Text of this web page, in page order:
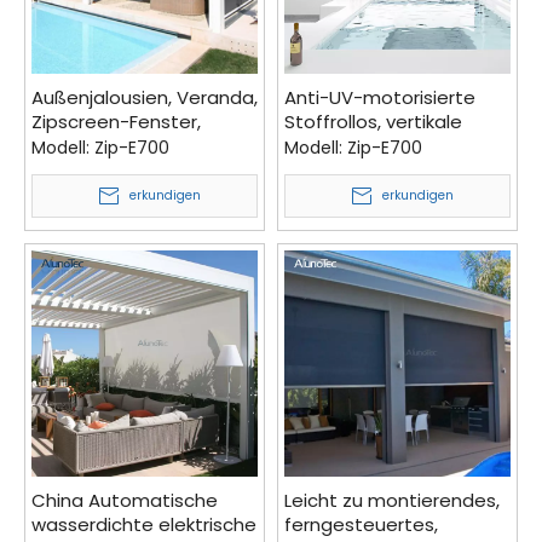
Außenjalousien, Veranda,
Zipscreen-Fenster,
Rollläden für den
Außenbereich, Rollläden,
Rollläden,
Verkaufskosten,
Außenrollos für die
Terrasse
Modell: Zip-E700
erkundigen
Anti-UV-motorisierte
Stoffrollos, vertikale
Terrassenvorhänge,
Schattenläden,
Außenjalousien mit
Reißverschluss
Modell: Zip-E700
erkundigen
China Automatische
wasserdichte elektrische
Leicht zu montierendes,
ferngesteuertes,